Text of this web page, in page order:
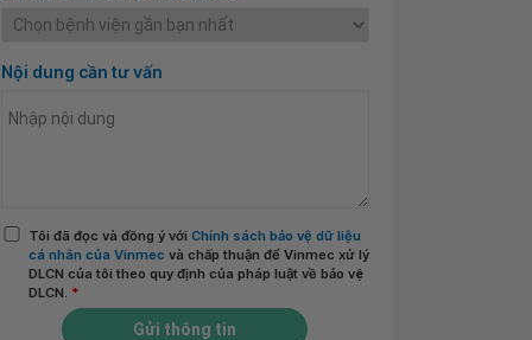
Nội dung cần tư vấn
Tôi đã đọc và đồng ý với Chính sách bảo vệ dữ liệu
cá nhân của Vinmec và chấp thuận để Vinmec xử lý
DLCN của tôi theo quy định của pháp luật về bảo vệ
DLCN. *
Gửi thông tin